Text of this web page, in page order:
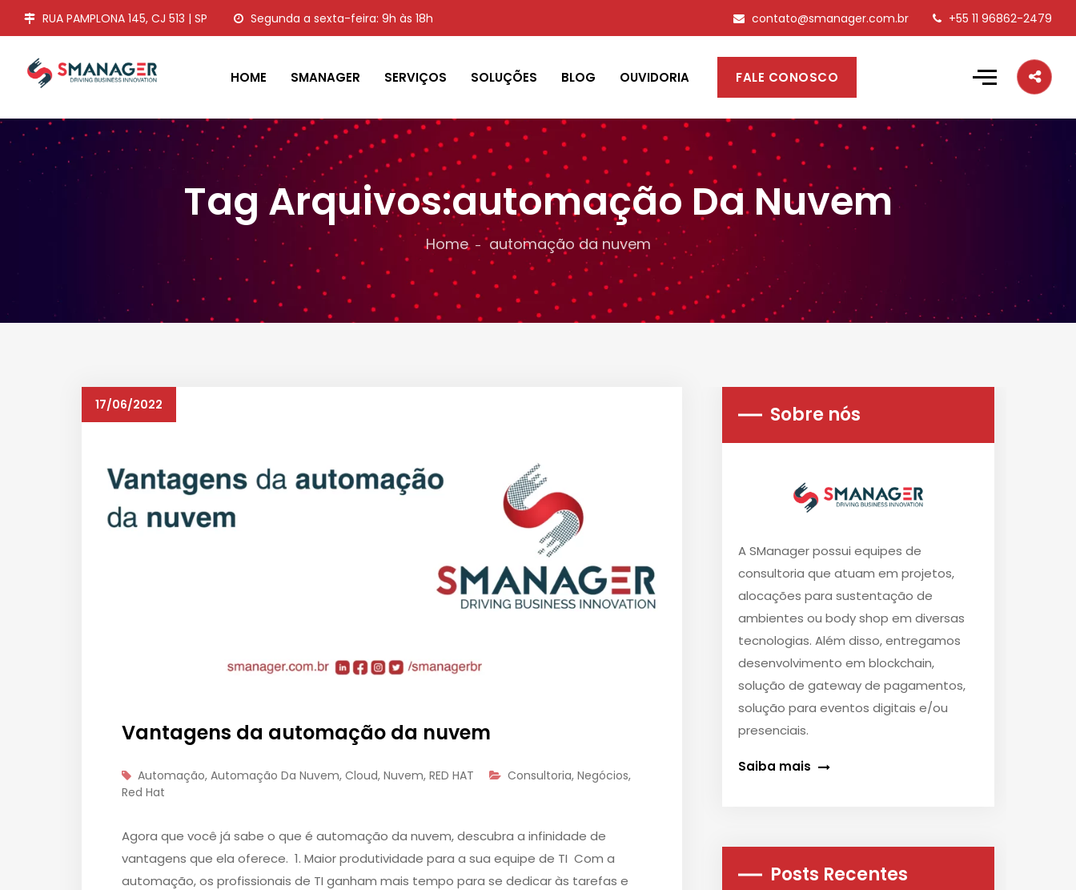
RUA PAMPLONA 145, CJ 513 | SP Segunda a sexta-feira: 9h às 18h +55 11 96862-2479
contato@smanager.com.br
HOME SMANAGER SERVIÇOS SOLUÇÕES BLOG OUVIDORIA FALE CONOSCO
Tag Arquivos:automação Da Nuvem
Home automação da nuvem
17/06/2022
Vantagens da automação da nuvem
Automação, Automação Da Nuvem, Cloud, Nuvem, RED HAT Consultoria, Negócios,
Red Hat
Agora que você já sabe o que é automação da nuvem, descubra a infinidade de
vantagens que ela oferece. 1. Maior produtividade para a sua equipe de TI Com a
automação, os profissionais de TI ganham mais tempo para se dedicar às tarefas e
Sobre nós
A SManager possui equipes de
consultoria que atuam em projetos,
alocações para sustentação de
ambientes ou body shop em diversas
tecnologias. Além disso, entregamos
desenvolvimento em blockchain,
solução de gateway de pagamentos,
solução para eventos digitais e/ou
presenciais.
Saiba mais
Posts Recentes